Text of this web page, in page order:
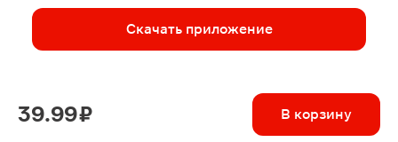
Скачать приложение
39.99 ₽ В корзину